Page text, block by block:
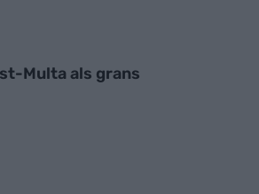
Multa als grans